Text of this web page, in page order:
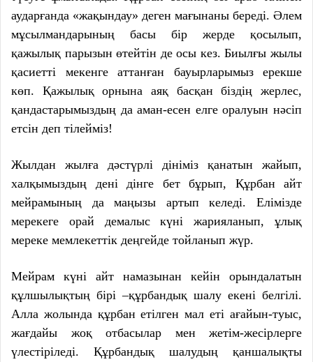
аударғанда «жақындау» деген мағынаны береді. Әлем
мұсылмандарының басы бір жерде қосылып,
қажылық парызын өтейтін де осы кез. Биылғы жылы
қасиетті мекенге аттанған бауырларымыз ерекше
көп. Қажылық орнына аяқ басқан біздің жерлес,
қандастарымыздың да аман-есен елге оралуын нәсіп
етсін деп тілейміз!
Жылдан жылға дәстүрлі дініміз қанатын жайып,
халқымыздың дені дінге бет бұрып, Құрбан айт
мейрамының да маңызы артып келеді. Елімізде
мерекеге орай демалыс күні жарияланып, ұлық
мереке мемлекеттік деңгейде тойланып жүр.
Мейрам күні айт намазынан кейін орындалатын
құлшылықтың бірі –құрбандық шалу екені белгілі.
Алла жолында құрбан етілген мал еті ағайын-туыс,
жағдайы жоқ отбасылар мен жетім-жесірлерге
үлестіріледі. Құрбандық шалудың қаншалықты